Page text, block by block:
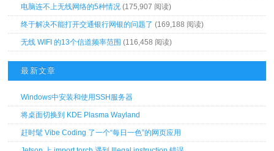
电脑连不上无线网络的5种情况 (175,907 阅读)
终于解决不能打开交通银行网银的问题了 (169,188 阅读)
无线 WIFI 的13个信道频率范围 (116,458 阅读)
最新文章
Windows中安装和使用SSH服务器
将桌面切换到 KDE Plasma Wayland
赶时髦 Vibe Coding 了一个“每日一色”的网页应用